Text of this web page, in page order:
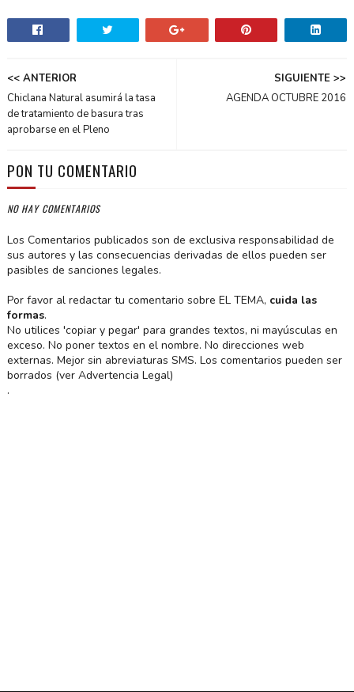
SIGUIENTE >>
AGENDA OCTUBRE 2016
<< ANTERIOR
Chiclana Natural asumirá la tasa
de tratamiento de basura tras
aprobarse en el Pleno
PON TU COMENTARIO
NO HAY COMENTARIOS
Los Comentarios publicados son de exclusiva responsabilidad de
sus autores y las consecuencias derivadas de ellos pueden ser
pasibles de sanciones legales.
Por favor al redactar tu comentario sobre EL TEMA, cuida las
formas.
No utilices 'copiar y pegar' para grandes textos, ni mayúsculas en
exceso. No poner textos en el nombre. No direcciones web
externas. Mejor sin abreviaturas SMS. Los comentarios pueden ser
borrados (ver Advertencia Legal)
.